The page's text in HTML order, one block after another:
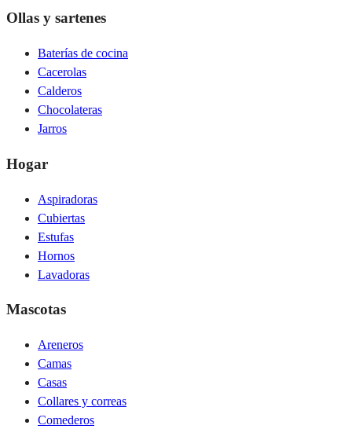
Ollas y sartenes
Baterías de cocina
Cacerolas
Calderos
Chocolateras
Jarros
Hogar
Aspiradoras
Cubiertas
Estufas
Hornos
Lavadoras
Mascotas
Areneros
Camas
Casas
Collares y correas
Comederos